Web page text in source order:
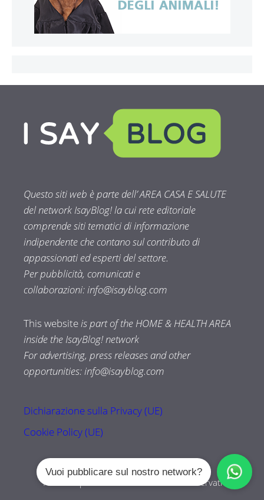
Questo siti web è parte dell’ AREA CASA E SALUTE
del network IsayBlog! la cui rete editoriale
comprende siti tematici di informazione
indipendente che contano sul contributo di
appassionati ed esperti del settore.
Per pubblicità, comunicati e
collaborazioni:info@isayblog.com
This websiteis part of the HOME & HEALTH AREA
inside the IsayBlog! network
For advertising, press releases and other
opportunities:info@isayblog.com
Dichiarazione sulla Privacy (UE)
Cookie Policy (UE)
Tuttozampe.com © 2026 Tutti i diritti riservati
Vuoi pubblicare sul nostro network?